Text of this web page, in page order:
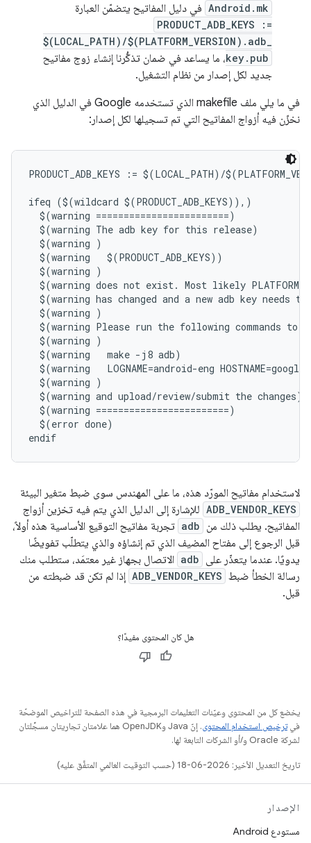
Android.mk في دليل المفاتيح يتضمّن العبارة
PRODUCT_ADB_KEYS :=
$(LOCAL_PATH)/$(PLATFORM_VERSION).adb_
key.pub، ما يساعد في ضمان تذكُّرنا إنشاء زوج مفاتيح
جديد لكل إصدار من نظام التشغيل.
في ما يلي ملف makefile الذي تستخدمه Google في الدليل الذي
نخزّن فيه أزواج المفاتيح التي تم تسجيلها لكل إصدار:
PRODUCT_ADB_KEYS := $(LOCAL_PATH)/
ifeq ($(wildcard $(PRODUCT_ADB_KEYS)),)
  $(warning ========================)
  $(warning The adb key for this release)
  $(warning )
  $(warning   $(PRODUCT_ADB_KEYS))
  $(warning )
$(warning does not exist. Most likely
$(warning has changed and a new adb key needs
  $(warning )
$(warning Please run the following commands to
  $(warning )
  $(warning   make -j8 adb)
$(warning   LOGNAME=android-eng
  $(warning )
  $(warning and upload/review/submit the changes)
  $(warning ========================)
  $(error done)
لاستخدام مفاتيح المورّد هذه، ما على المهندس سوى ضبط متغير البيئة
ADB_VENDOR_KEYS للإشارة إلى الدليل الذي يتم فيه تخزين أزواج
المفاتيح. يطلب ذلك من adb تجربة مفاتيح التوقيع الأساسية هذه أولاً،
قبل الرجوع إلى مفتاح المضيف الذي تم إنشاؤه والذي يتطلّب تفويضًا
يدويًا. عندما يتعذّر على adb الاتصال بجهاز غير معتمَد، ستطلب منك
رسالة الخطأ ضبط ADB_VENDOR_KEYS إذا لم تكن قد ضبطته من
قبل.
هل كان المحتوى مفيدًا؟
يخضع كل من المحتوى وعيّنات التعليمات البرمجية في هذه الصفحة للتراخيص الموضحّة
فيترخيص استخدام المحتوى
. إنّ Java وOpenJDK هما علامتان تجاريتان مسجَّلتان
لشركة Oracle و/أو الشركات التابعة لها.
تاريخ التعديل الأخير: 2026-06-18 (حسب التوقيت العالمي المتفَّق عليه)
الإصدار
مستودع Android